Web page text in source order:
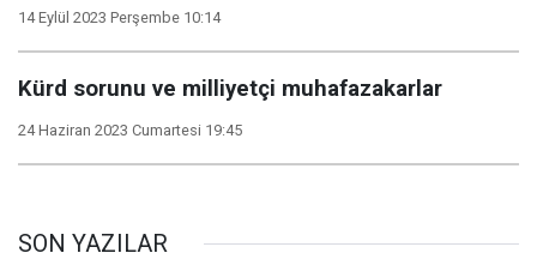
14 Eylül 2023 Perşembe 10:14
Kürd sorunu ve milliyetçi muhafazakarlar
24 Haziran 2023 Cumartesi 19:45
SON YAZILAR